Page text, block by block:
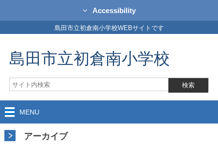
Accessibility
島田市立初倉南小学校WEBサイトです
島田市立初倉南小学校
MENU
アーカイブ